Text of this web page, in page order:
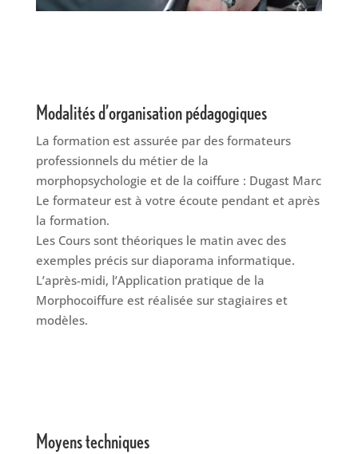
Modalités d’organisation pédagogiques
La formation est assurée par des formateurs
professionnels du métier de la
morphopsychologie et de la coiffure : Dugast Marc
Le formateur est à votre écoute pendant et après
la formation.
Les Cours sont théoriques le matin avec des
exemples précis sur diaporama informatique.
L’après-midi, l’Application pratique de la
Morphocoiffure est réalisée sur stagiaires et
modèles.
Moyens techniques